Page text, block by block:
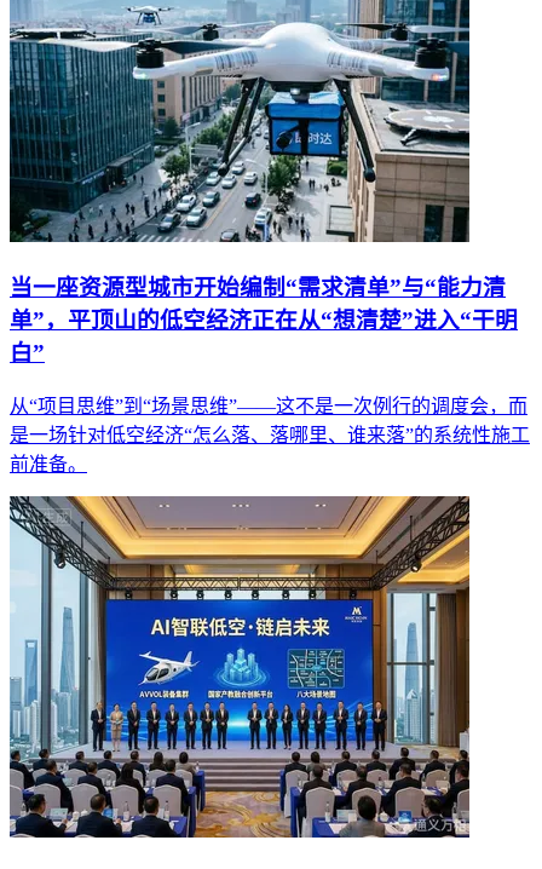
当一座资源型城市开始编制“需求清单”与“能力清
单”，平顶山的低空经济正在从“想清楚”进入“干明
白”
从“项目思维”到“场景思维”——这不是一次例行的调度会，而
是一场针对低空经济“怎么落、落哪里、谁来落”的系统性施工
前准备。